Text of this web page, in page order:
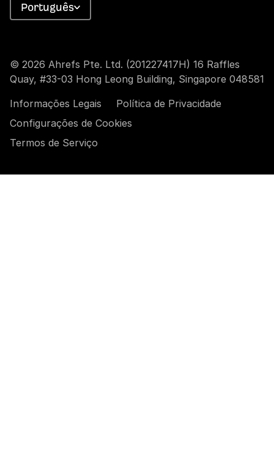
© 2026 Ahrefs Pte. Ltd. (201227417H) 16 Raffles
Quay, #33-03 Hong Leong Building, Singapore 048581
Informações Legais
Política de Privacidade
Configurações de Cookies
Termos de Serviço
Português